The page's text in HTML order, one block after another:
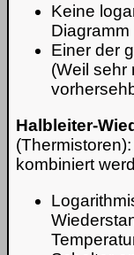
Keine
Diagramm
Einer der
(Weil sehr
Halbleiter-
kombiniert